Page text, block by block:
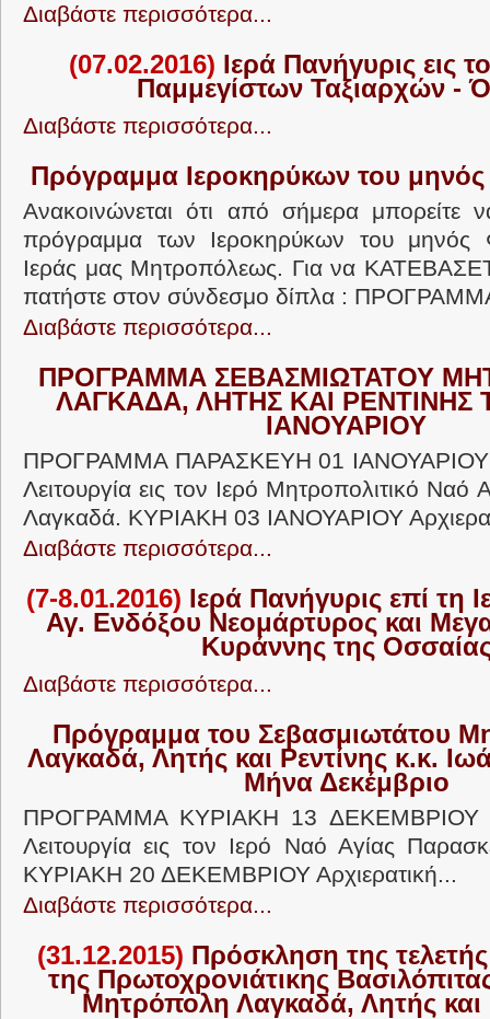
Διαβάστε περισσότερα...
(07.02.2016) Ιερά Πανήγυρις εις
Παμμεγίστων Ταξιαρχών -
Διαβάστε περισσότερα...
Πρόγραμμα Ιεροκηρύκων του
Ανακοινώνεται ότι από σήμερα μπορείτε
πρόγραμμα των Ιεροκηρύκων του μηνός
Ιεράς μας Μητροπόλεως. Για να
πατήστε στον σύνδεσμο δίπλα :
Διαβάστε περισσότερα...
ΠΡΟΓΡΑΜΜΑ ΣΕΒΑΣΜΙΩΤΑΤΟΥ
ΛΑΓΚΑΔΑ, ΛΗΤΗΣ ΚΑΙ
ΙΑΝΟΥΑΡΙΟΥ
ΠΡΟΓΡΑΜΜΑ ΠΑΡΑΣΚΕΥΗ 01 ΙΑΝΟΥΑΡΙΟΥ
Λειτουργία εις τον Ιερό Μητροπολιτικό Ναό
Λαγκαδά. ΚΥΡΙΑΚΗ 03 ΙΑΝΟΥΑΡΙΟΥ
Διαβάστε περισσότερα...
(7-8.01.2016) Ιερά Πανήγυρις επί τη
Αγ. Ενδόξου Νεομάρτυρος και
Κυράννης της
Διαβάστε περισσότερα...
Πρόγραμμα του Σεβασμιωτάτου
Λαγκαδά, Λητής και Ρεντίνης κ.κ.
Μήνα Δεκέμβριο
ΠΡΟΓΡΑΜΜΑ ΚΥΡΙΑΚΗ 13 ΔΕΚΕΜΒΡΙΟΥ
Λειτουργία εις τον Ιερό Ναό Αγίας
ΚΥΡΙΑΚΗ 20 ΔΕΚΕΜΒΡΙΟΥ Αρχιερατική...
Διαβάστε περισσότερα...
(31.12.2015) Πρόσκληση της
της Πρωτοχρονιάτικης
Μητρόπολη Λαγκαδά, Λητής και